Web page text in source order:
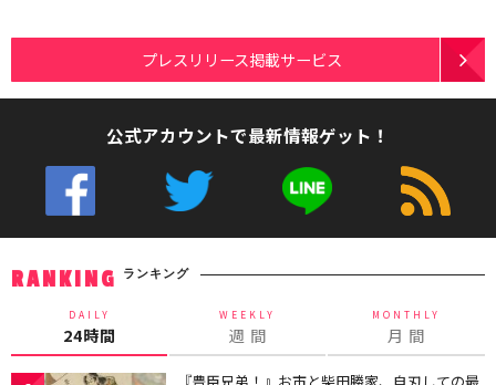
プレスリリース掲載サービス
公式アカウントで最新情報ゲット！
RANKING ランキング
DAILY
24時間
WEEKLY
週 間
MONTHLY
月 間
『豊臣兄弟！』お市と柴田勝家、自刃しての最